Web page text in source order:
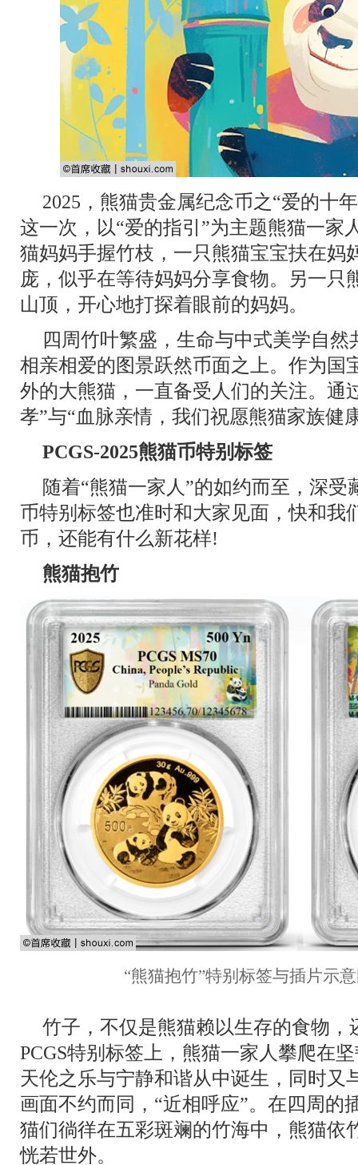
2025，熊猫贵金属纪念币之“爱的十
这一次，以“爱的指引”为主题熊猫一家
猫妈妈手握竹枝，一只熊猫宝宝扶在妈
庞，似乎在等待妈妈分享食物。另一只
山顶，开心地打探着眼前的妈妈。
四周竹叶繁盛，生命与中式美学自
相亲相爱的图景跃然币面之上。作为国
外的大熊猫，一直备受人们的关注。通
孝”与“血脉亲情，我们祝愿熊猫家族健
PCGS-2025熊猫币特别标签
随着“熊猫一家人”的如约而至，深受
币特别标签也准时和大家见面，快和我
币，还能有什么新花样!
熊猫抱竹
“熊猫抱竹”特别标签与插片示
竹子，不仅是熊猫赖以生存的食物
PCGS特别标签上，熊猫一家人攀爬在
天伦之乐与宁静和谐从中诞生，同时又
画面不约而同，“近相呼应”。在四周的
猫们徜徉在五彩斑斓的竹海中，熊猫依
恍若世外。